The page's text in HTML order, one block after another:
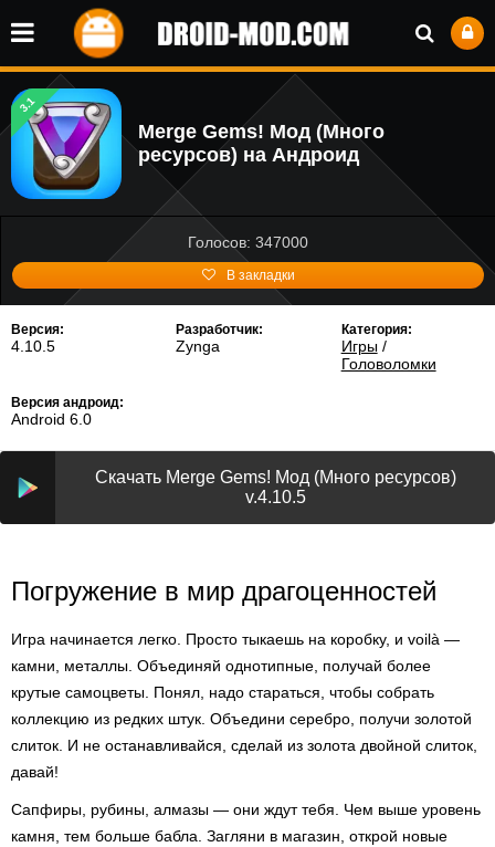
3.1
Merge Gems! Мод (Много
ресурсов) на Андроид
Голосов: 347000
В закладки
Версия:
4.10.5
Разработчик:
Zynga
Категория:
Игры/
Головоломки
Версия андроид:
Android 6.0
Скачать Merge Gems! Мод (Много ресурсов)
v.4.10.5
Погружение в мир драгоценностей
Игра начинается легко. Просто тыкаешь на коробку, и voilà —
камни, металлы. Объединяй однотипные, получай более
крутые самоцветы. Понял, надо стараться, чтобы собрать
коллекцию из редких штук. Объедини серебро, получи золотой
слиток. И не останавливайся, сделай из золота двойной слиток,
давай!
Сапфиры, рубины, алмазы — они ждут тебя. Чем выше уровень
камня, тем больше бабла. Загляни в магазин, открой новые